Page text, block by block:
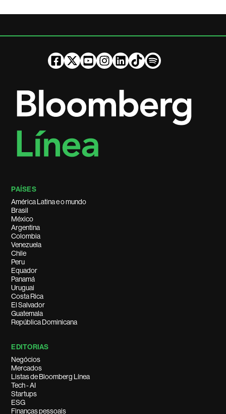
PAÍSES
América Latina e o mundo
Brasil
México
Argentina
Colombia
Venezuela
Chile
Peru
Equador
Panamá
Uruguai
Costa Rica
El Salvador
Guatemala
República Dominicana
EDITORIAS
Negócios
Mercados
Listas de Bloomberg Línea
Tech - AI
Startups
ESG
Finanças pessoais